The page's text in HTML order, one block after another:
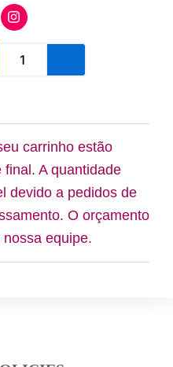
I
n
s
carrinho estão
A quantidade
devido a pedidos de
O orçamento
equipe.